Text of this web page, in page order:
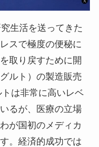
生活を送ってきた
スで極度の便秘に
取り戻すために開
ルト）の製造販売
は非常に高いレベ
るが、医療の立場
が国初のメディカ
。経済的成功では